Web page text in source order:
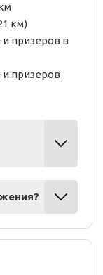
км)
призеров в
призеров